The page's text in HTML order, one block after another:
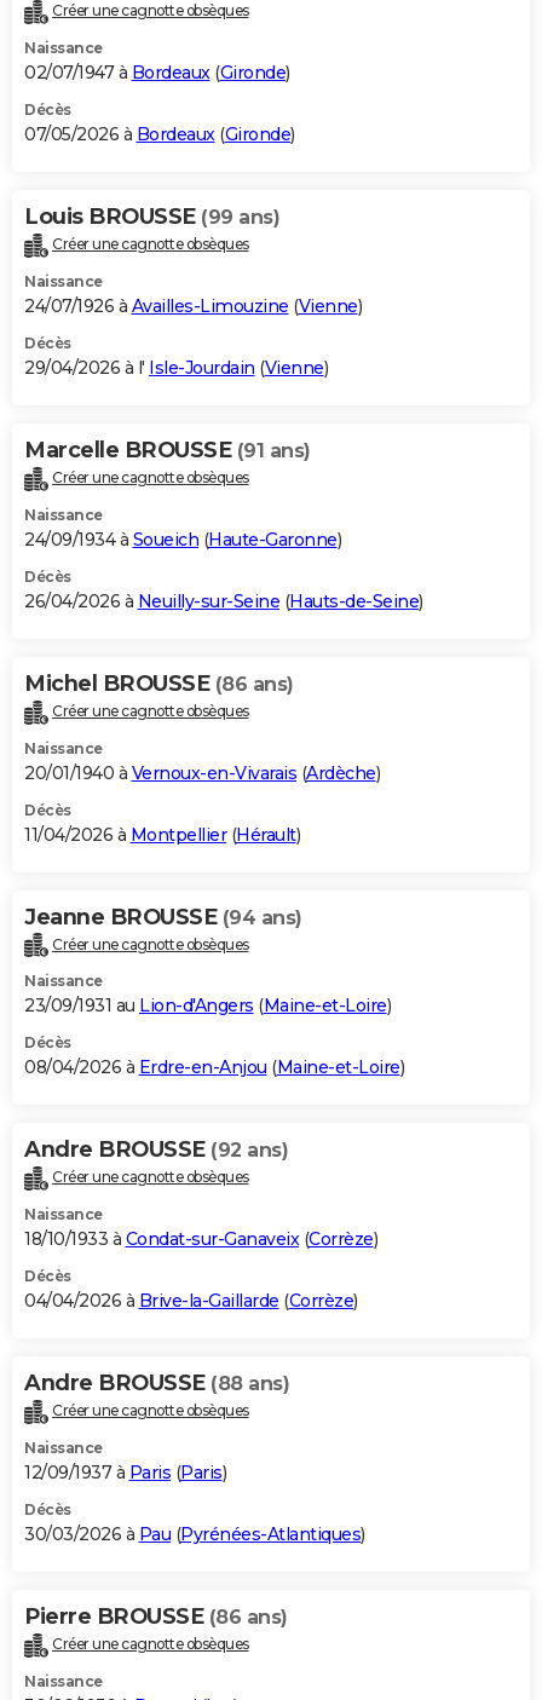
Créer une cagnotte obsèques
Naissance
02/07/1947 à Bordeaux(Gironde)
Décès
07/05/2026 à Bordeaux(Gironde)
Louis BROUSSE (99 ans)
Créer une cagnotte obsèques
Naissance
24/07/1926 à Availles-Limouzine (Vienne)
Décès
29/04/2026 à l' Isle-Jourdain (Vienne)
Marcelle BROUSSE (91 ans)
Créer une cagnotte obsèques
Naissance
24/09/1934 à Soueich (Haute-Garonne)
Décès
26/04/2026 à Neuilly-sur-Seine (Hauts-de-Seine)
Michel BROUSSE (86 ans)
Créer une cagnotte obsèques
Naissance
20/01/1940 à Vernoux-en-Vivarais (Ardèche)
Décès
11/04/2026 à Montpellier(Hérault)
Jeanne BROUSSE (94 ans)
Créer une cagnotte obsèques
Naissance
23/09/1931 au Lion-d'Angers (Maine-et-Loire)
Décès
08/04/2026 à Erdre-en-Anjou (Maine-et-Loire)
Andre BROUSSE (92 ans)
Créer une cagnotte obsèques
Naissance
18/10/1933 à Condat-sur-Ganaveix(Corrèze)
Décès
04/04/2026 à Brive-la-Gaillarde (Corrèze)
Andre BROUSSE (88 ans)
Créer une cagnotte obsèques
Naissance
12/09/1937 à Paris (Paris)
Décès
30/03/2026 à Pau (Pyrénées-Atlantiques)
Pierre BROUSSE (86 ans)
Créer une cagnotte obsèques
Naissance